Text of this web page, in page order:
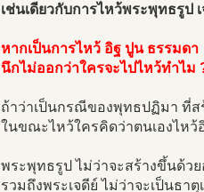
เช่นเดียวกับการไหว้พระพุทธรูป
หากเป็นการไหว้ อิฐ ปูน ธรรมดา
นึกไม่ออกว่าใครจะไปไหว้ทำไม
ถ้าว่าเป็นกรณีของพุทธปฏิมา ที่ส
ในขณะไหว้ใครคิดว่าตนเองไหว้
พระพุทธรูป ไม่ว่าจะสร้างขึ้นด้ว
รวมถึงพระเจดีย์ ไม่ว่าจะเป็นธาตุ